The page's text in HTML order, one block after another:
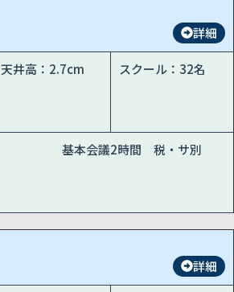
詳細
天井高：2.7cm スクール：32名
基本会議2時間 税・サ別
詳細